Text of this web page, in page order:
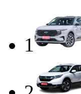
1